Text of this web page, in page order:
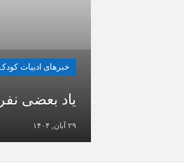
خبرهای ادبیات
یاد بعضی
۲۹ آبان, ۱۴۰۴